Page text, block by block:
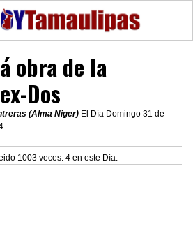
obra de la
Dos
(Alma Niger) El Día Domingo 31 de
1003 veces. 4 en este Día.